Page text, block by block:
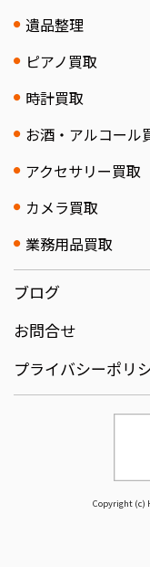
遺品整理
ピアノ買取
時計買取
お酒・アルコール
アクセサリー買取
カメラ買取
業務用品買取
ブログ
お問合せ
プライバシーポリ
Copyright (c)